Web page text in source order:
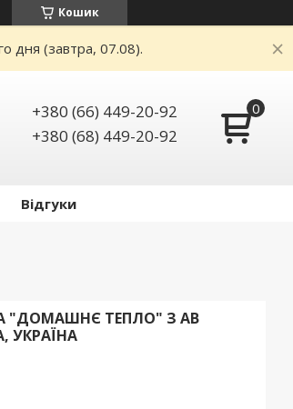
Кошик
дня (завтра, 07.08).
+380 (66) 449-20-92
+380 (68) 449-20-92
Відгуки
"ДОМАШНЄ ТЕПЛО" З АВ
УКРАЇНА